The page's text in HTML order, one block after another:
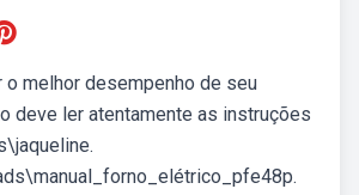
o melhor desempenho de seu
deve ler atentamente as instruções